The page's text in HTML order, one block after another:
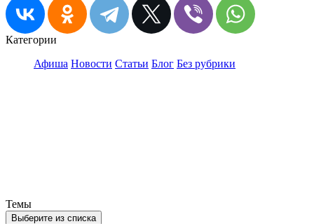
Категории
Афиша Новости Статьи Блог Без рубрики
Темы
Выберите из списка